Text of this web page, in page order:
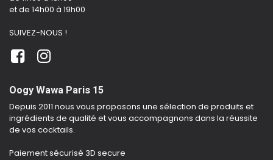
et de 14h00 à 19h00
SUIVEZ-NOUS !
Oogy Wawa Paris 15
Depuis 2011 nous vous proposons une sélection de produits et
ingrédients de qualité et vous accompagnons dans la réussite
de vos cocktails.
Paiement sécurisé 3D secure